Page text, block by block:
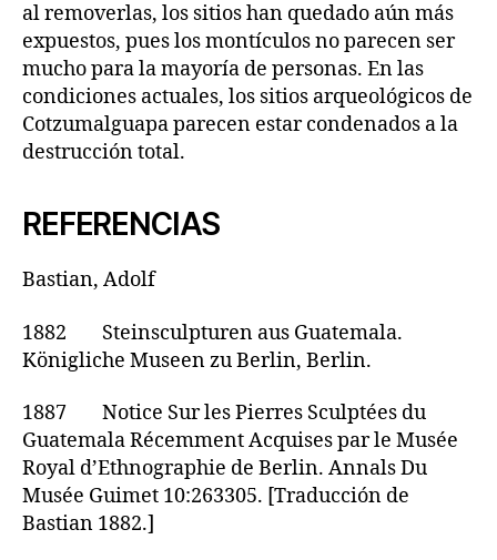
al removerlas, los sitios han quedado aún más
expuestos, pues los montículos no parecen ser
mucho para la mayoría de personas. En las
condiciones actuales, los sitios arqueológicos de
Cotzumalguapa parecen estar condenados a la
destrucción total.
REFERENCIAS
Bastian, Adolf
1882 Steinsculpturen aus Guatemala.
Königliche Museen zu Berlin, Berlin.
1887 Notice Sur les Pierres Sculptées du
Guatemala Récemment Acquises par le Musée
Royal d’Ethnographie de Berlin. Annals Du
Musée Guimet 10:263305. [Traducción de
Bastian 1882.]